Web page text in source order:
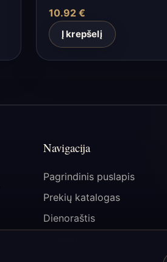
10.92 €
Į krepšelį
Navigacija
Pagrindinis puslapis
Prekių katalogas
Dienoraštis